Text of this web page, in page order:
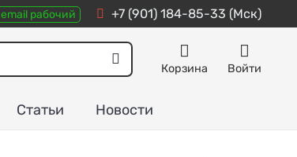
email рабочий +7 (901) 184-85-33 (Мск)
Корзина Войти
Статьи Новости